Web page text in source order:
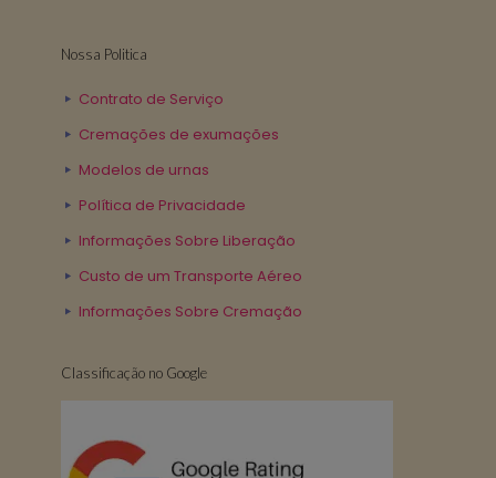
Nossa Politica
Contrato de Serviço
Cremações de exumações
Modelos de urnas
Política de Privacidade
Informações Sobre Liberação
Custo de um Transporte Aéreo
Informações Sobre Cremação
Classificação no Google